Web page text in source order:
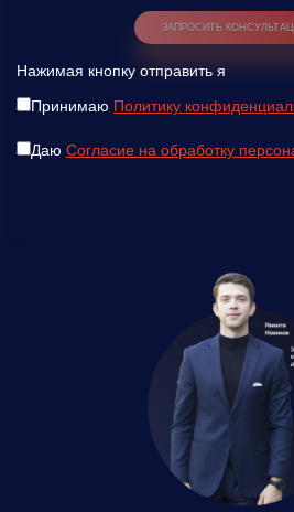
Нажимая кнопку отправить я
Принимаю Политику
Даю Согласие на обработку
Введите ваш номер
Нажимая кнопку отправить я
Политику